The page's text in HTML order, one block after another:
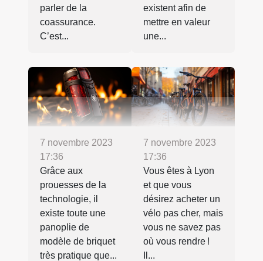
parler de la
coassurance.
C’est...
existent afin de
mettre en valeur
une...
7 novembre 2023
17:36
Grâce aux
prouesses de la
technologie, il
existe toute une
panoplie de
modèle de briquet
très pratique que...
7 novembre 2023
17:36
Vous êtes à Lyon
et que vous
désirez acheter un
vélo pas cher, mais
vous ne savez pas
où vous rendre !
Il...